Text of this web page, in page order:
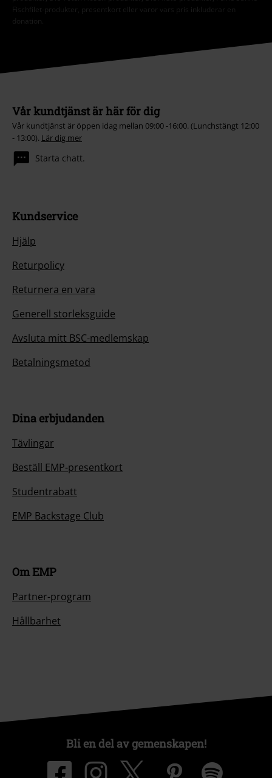
Fischfilet-produkter, presentkort eller varor vars pris inkluderar en
donation.
Vår kundtjänst är här för dig
Vår kundtjänst är öppen idag mellan 09:00 -16:00. (Lunchstängt 12:00
- 13:00). Lär dig mer
Starta chatt.
Kundservice
Hjälp
Returpolicy
Returnera en vara
Generell storleksguide
Avsluta mitt BSC-medlemskap
Betalningsmetod
Dina erbjudanden
Tävlingar
Beställ EMP-presentkort
Studentrabatt
EMP Backstage Club
Om EMP
Partner-program
Hållbarhet
Bli en del av gemenskapen!